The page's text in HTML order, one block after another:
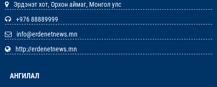
ЗАРЛАЛ
12-р сар. 19, 2025, 3:20 p.m.
Эрдэнэт хот, Орхон аймаг, Монгол улс
+976 88889999
info@erdenetnews.mn
http://erdenetnews.mn
АНГИЛАЛ